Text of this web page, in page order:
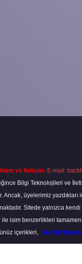
ve İletişim: E-mail:
Bilgi Teknolojileri ve
Ancak, üyelerimiz
Sitede yalnızca
ile isim benzerlikleri
içerikleri,